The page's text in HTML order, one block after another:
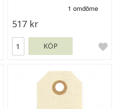
517 kr
KÖP